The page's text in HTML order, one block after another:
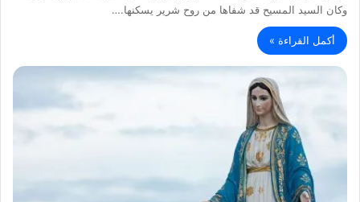
وكان السيد المسيح قد شفاها من روح شرير يسكنها.…
أكمل القراءة »